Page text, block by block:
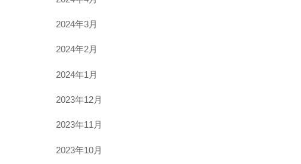
2024年3月
2024年2月
2024年1月
2023年12月
2023年11月
2023年10月